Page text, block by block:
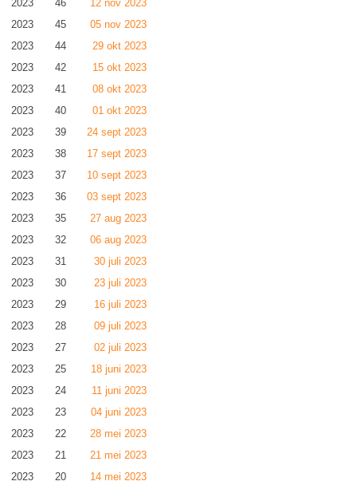
2023 46
12 nov 2023
2023
45
05 nov 2023
2023
44
29 okt 2023
2023
42
15 okt 2023
2023
41
08 okt 2023
2023
40
01 okt 2023
2023
39
24 sept 2023
2023
38
17 sept 2023
2023
37
10 sept 2023
2023
36
03 sept 2023
2023
35
27 aug 2023
2023
32
06 aug 2023
2023
31
30 juli 2023
2023
30
23 juli 2023
2023
29
16 juli 2023
2023
28
09 juli 2023
2023
27
02 juli 2023
2023
25
18 juni 2023
2023
24
11 juni 2023
2023
23
04 juni 2023
2023
22
28 mei 2023
2023
21
21 mei 2023
2023
20
14 mei 2023